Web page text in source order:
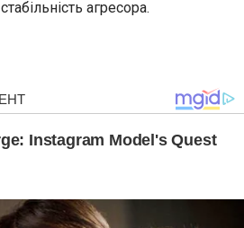
агресора.